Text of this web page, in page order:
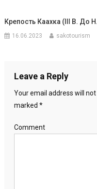
Крепость Каахка (III В. До
16.06.2023 sakotourism
Leave a Reply
Your email address will not
marked *
Comment